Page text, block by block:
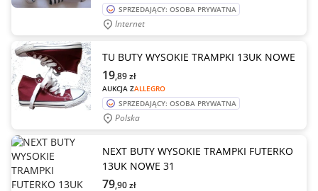
SPRZEDAJĄCY: OSOBA PRYWATNA
Internet
TU BUTY WYSOKIE TRAMPKI 13UK NOWE
AUKCJA ZALLEGRO
19,89zł
SPRZEDAJĄCY: OSOBA PRYWATNA
Polska
NEXT BUTY WYSOKIE TRAMPKI FUTERKO
13UK NOWE 31
79,90zł